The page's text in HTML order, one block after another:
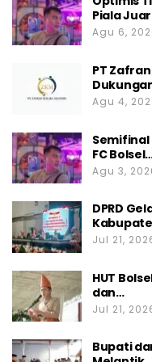
Piala
Agu 6,
PT
Agu 4,
Semifinal
FC
Agu 3,
DPRD
Jul 21,
HUT
dan…
Jul 21,
Bupati